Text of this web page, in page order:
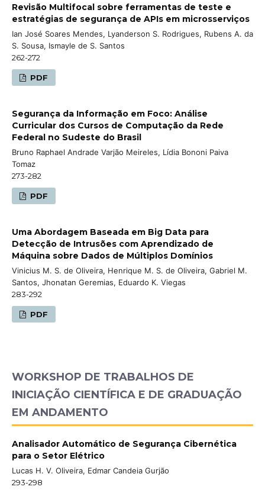
Revisão Multifocal sobre ferramentas de teste e
estratégias de segurança de APIs em microsserviços
Ian José Soares Mendes, Lyanderson S. Rodrigues, Rubens A. da
S. Sousa, Ismayle de S. Santos
262-272
PDF
Segurança da Informação em Foco: Análise
Curricular dos Cursos de Computação da Rede
Federal no Sudeste do Brasil
Bruno Raphael Andrade Varjão Meireles, Lídia Bononi Paiva
Tomaz
273-282
PDF
Uma Abordagem Baseada em Big Data para
Detecção de Intrusões com Aprendizado de
Máquina sobre Dados de Múltiplos Domínios
Vinicius M. S. de Oliveira, Henrique M. S. de Oliveira, Gabriel M.
Santos, Jhonatan Geremias, Eduardo K. Viegas
283-292
PDF
WORKSHOP DE TRABALHOS DE
INICIAÇÃO CIENTÍFICA E DE GRADUAÇÃO
EM ANDAMENTO
Analisador Automático de Segurança Cibernética
para o Setor Elétrico
Lucas H. V. Oliveira, Edmar Candeia Gurjão
293-298